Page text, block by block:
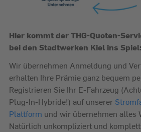
Hier kommt der THG-Quoten-
bei den Stadtwerken Kiel ins Spiel:
Wir übernehmen Anmeldung und
erhalten Ihre Prämie ganz bequem
Registrieren Sie Ihr E-Fahrzeug
Plug-In-Hybride!) auf unserer
Plattform und wir übernehmen alles
Natürlich unkompliziert und